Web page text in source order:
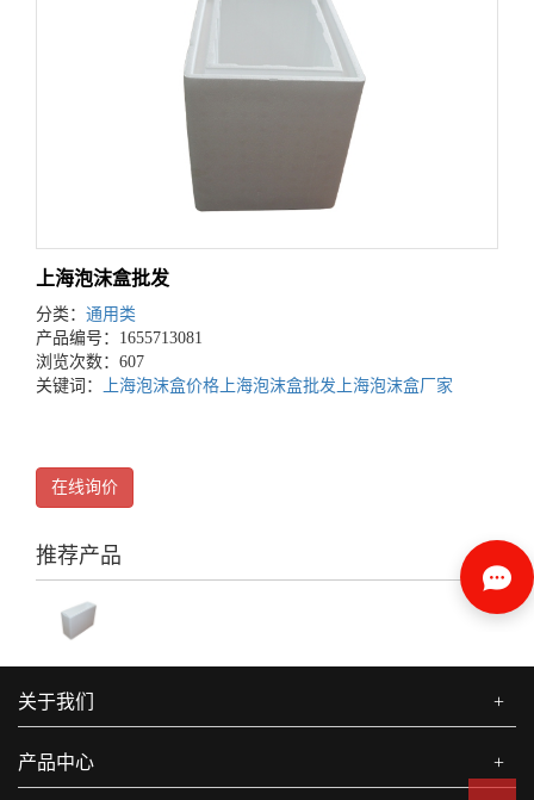
上海泡沫盒批发
分类： 通用类
产品编号：1655713081
浏览次数：607
关键词：
上海泡沫盒价格 上海泡沫盒批发 上海泡沫盒厂家
在线询价
推荐产品
关于我们 +
产品中心 +